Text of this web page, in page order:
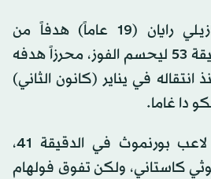
وسجل المهاجم البرازيلي رايان (19 عاماً) هدفاً من
مسافة بعيدة في الدقيقة 53 ليحسم الفوز، محرزاً هدفه
في يناير (كانون الثاني)
دا غاما.
وطُرد رايان كريستي لاعب بورنموث في الدقيقة 41،
كاستاني، ولكن تفوق فولهام